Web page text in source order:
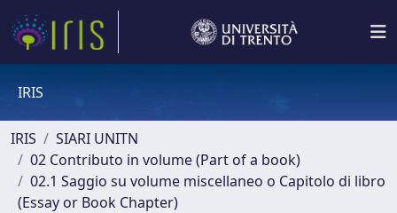
IRIS
IRIS
SIARI UNITN
02 Contributo in volume (Part of a book)
02.1 Saggio su volume miscellaneo o Capitolo di libro
(Essay or Book Chapter)